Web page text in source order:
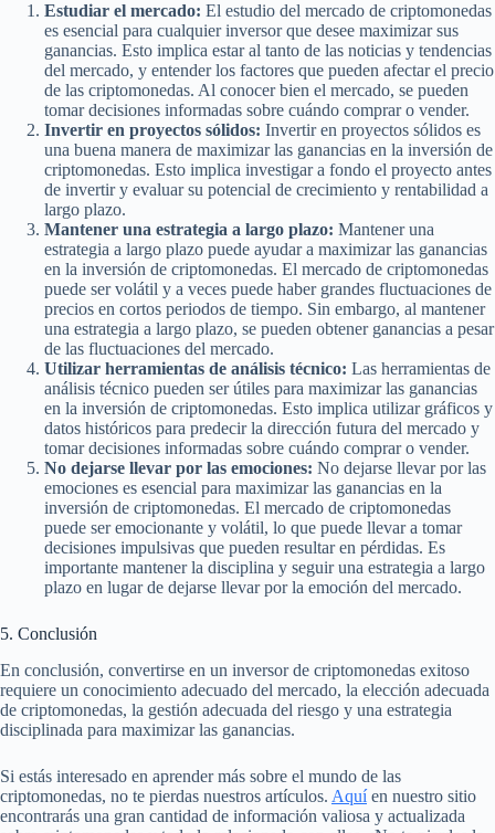
Estudiar el mercado: El estudio del mercado de criptomonedas
es esencial para cualquier inversor que desee maximizar sus
ganancias. Esto implica estar al tanto de las noticias y tendencias
del mercado, y entender los factores que pueden afectar el precio
de las criptomonedas. Al conocer bien el mercado, se pueden
tomar decisiones informadas sobre cuándo comprar o vender.
Invertir en proyectos sólidos: Invertir en proyectos sólidos es
una buena manera de maximizar las ganancias en la inversión de
criptomonedas. Esto implica investigar a fondo el proyecto antes
de invertir y evaluar su potencial de crecimiento y rentabilidad a
largo plazo.
Mantener una estrategia a largo plazo: Mantener una
estrategia a largo plazo puede ayudar a maximizar las ganancias
en la inversión de criptomonedas. El mercado de criptomonedas
puede ser volátil y a veces puede haber grandes fluctuaciones de
precios en cortos periodos de tiempo. Sin embargo, al mantener
una estrategia a largo plazo, se pueden obtener ganancias a pesar
de las fluctuaciones del mercado.
Utilizar herramientas de análisis técnico: Las herramientas de
análisis técnico pueden ser útiles para maximizar las ganancias
en la inversión de criptomonedas. Esto implica utilizar gráficos y
datos históricos para predecir la dirección futura del mercado y
tomar decisiones informadas sobre cuándo comprar o vender.
No dejarse llevar por las emociones: No dejarse llevar por las
emociones es esencial para maximizar las ganancias en la
inversión de criptomonedas. El mercado de criptomonedas
puede ser emocionante y volátil, lo que puede llevar a tomar
decisiones impulsivas que pueden resultar en pérdidas. Es
importante mantener la disciplina y seguir una estrategia a largo
plazo en lugar de dejarse llevar por la emoción del mercado.
5. Conclusión
En conclusión, convertirse en un inversor de criptomonedas exitoso
requiere un conocimiento adecuado del mercado, la elección adecuada
de criptomonedas, la gestión adecuada del riesgo y una estrategia
disciplinada para maximizar las ganancias.
Si estás interesado en aprender más sobre el mundo de las
criptomonedas, no te pierdas nuestros artículos. Aquíen nuestro sitio
encontrarás una gran cantidad de información valiosa y actualizada